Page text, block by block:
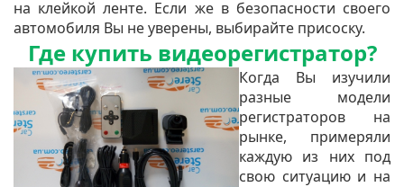
на клейкой ленте. Если же в безопасности своего
автомобиля Вы не уверены, выбирайте присоску.
Где купить видеорегистратор?
Когда Вы изучили
разные модели
регистраторов на
рынке, примеряли
каждую из них под
свою ситуацию и на